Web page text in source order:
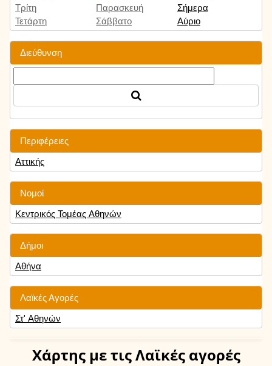
Τρίτη
Τετάρτη
Παρασκευή
Σάββατο
Σήμερα
Αύριο
Διεύθυνση
Περιφέρειες
Αττικής
Νομοί
Κεντρικός Τομέας Αθηνών
Δήμοι
Αθήνα
Λαϊκές Αγορές
Στ' Αθηνών
Χάρτης με τις Λαϊκές αγορές